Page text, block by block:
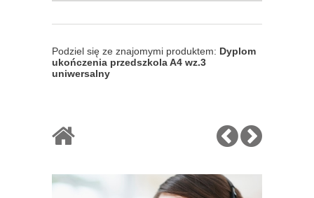
Podziel się ze znajomymi produktem: Dyplom
ukończenia przedszkola A4 wz.3
uniwersalny